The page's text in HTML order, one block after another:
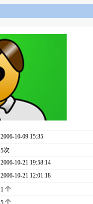
2006-10-09 15:35
5次
2006-10-21 19:58:14
2006-10-21 12:01:18
1 个
5 个